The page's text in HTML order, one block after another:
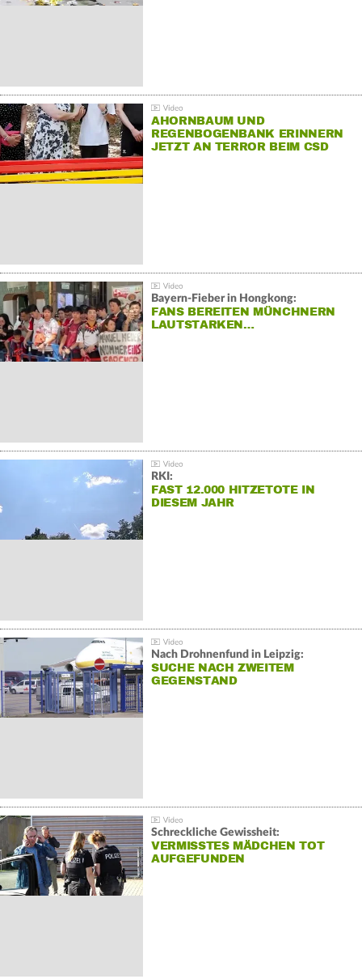
AHORNBAUM UND
REGENBOGENBANK ERINNERN
JETZT AN TERROR BEIM CSD
Bayern-Fieber in Hongkong:
FANS BEREITEN MÜNCHNERN
LAUTSTARKEN…
RKI:
FAST 12.000 HITZETOTE IN
DIESEM JAHR
Nach Drohnenfund in Leipzig:
SUCHE NACH ZWEITEM
GEGENSTAND
Schreckliche Gewissheit:
VERMISSTES MÄDCHEN TOT
AUFGEFUNDEN